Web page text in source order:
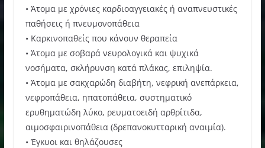
• Άτομα με χρόνιες καρδιοαγγειακές ή αναπνευστικές
παθήσεις ή πνευμονοπάθεια
• Καρκινοπαθείς που κάνουν θεραπεία
• Άτομα με σοβαρά νευρολογικά και ψυχικά
νοσήματα, σκλήρυνση κατά πλάκας, επιληψία.
• Άτομα με σακχαρώδη διαβήτη, νεφρική ανεπάρκεια,
νεφροπάθεια, ηπατοπάθεια, συστηματικό
ερυθηματώδη λύκο, ρευματοειδή αρθρίτιδα,
αιμοσφαιρινοπάθεια (δρεπανοκυτταρική αναιμία).
• Έγκυοι και θηλάζουσες